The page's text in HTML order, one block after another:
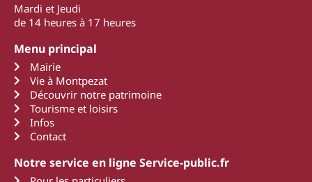
Mardi et Jeudi
de 14 heures à 17 heures
Menu principal
Mairie
Vie à Montpezat
Découvrir notre patrimoine
Tourisme et loisirs
Infos
Contact
Notre service en ligne Service-public.fr